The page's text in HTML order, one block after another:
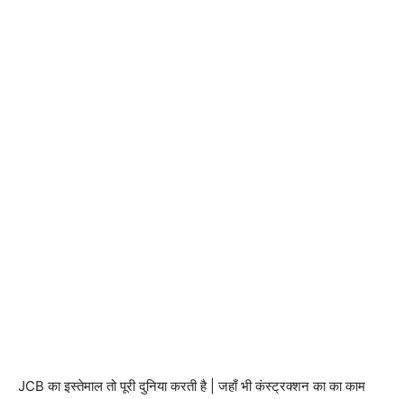
JCB का इस्तेमाल तो पूरी दुनिया करती है | जहाँ भी कंस्ट्रक्शन का का काम